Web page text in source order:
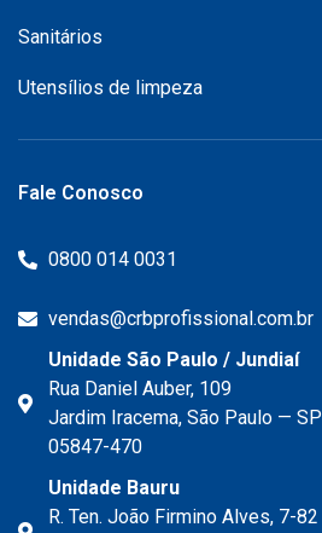
Sanitários
Utensílios de limpeza
Fale Conosco
0800 014 0031
vendas@crbprofissional.com.br
Unidade São Paulo / Jundiaí
Rua Daniel Auber, 109
Jardim Iracema, São Paulo — SP
05847-470
Unidade Bauru
R. Ten. João Firmino Alves, 7-82